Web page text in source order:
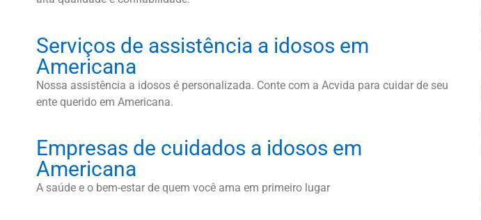
Serviços de assistência a idosos em
Americana
Nossa assistência a idosos é personalizada. Conte com a Acvida para cuidar de seu
ente querido em Americana.
Empresas de cuidados a idosos em
Americana
A saúde e o bem-estar de quem você ama em primeiro lugar